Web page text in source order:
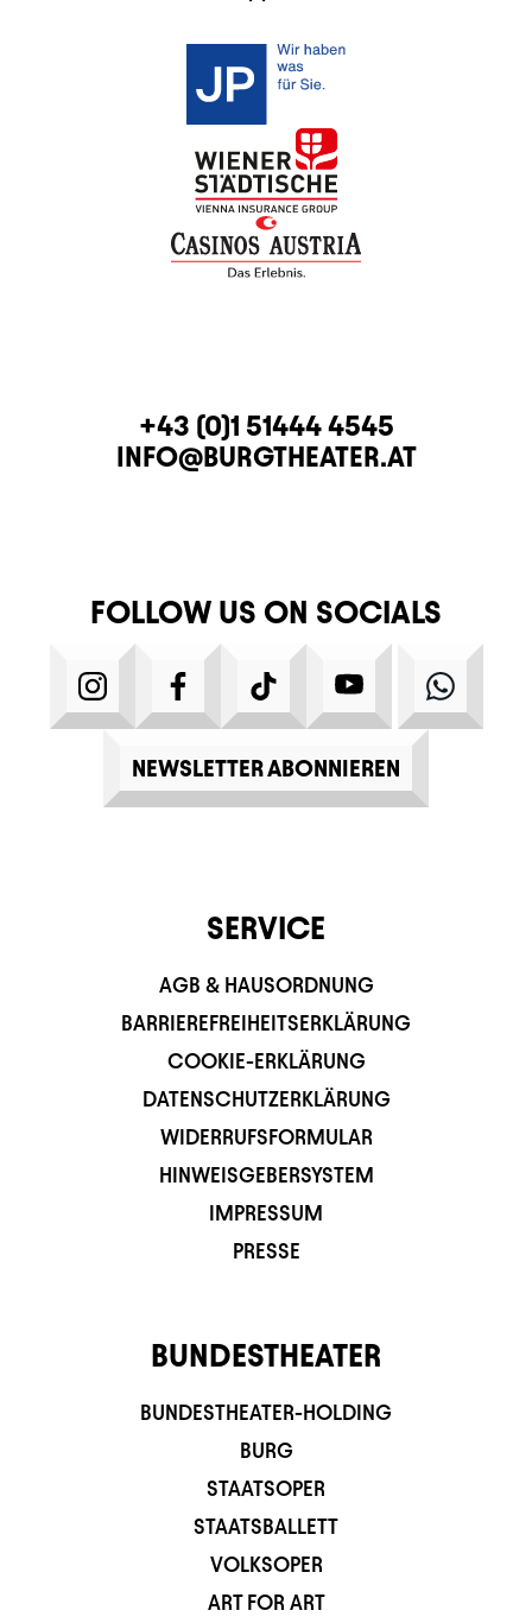
CONTACTTELEPHONE
+43 (0)1 51444 4545
E-MAIL
INFO@BURGTHEATER.AT
FOLLOW US ON SOCIALS
INSTAGRAMFACEBOOKTIKTOK YOUTUBE
NEWSLETTER ABONNIEREN
SERVICE
AGB & HAUSORDNUNG
BARRIEREFREIHEITSERKLÄRUNG
COOKIE-ERKLÄRUNG
DATENSCHUTZERKLÄRUNG
WIDERRUFSFORMULAR
HINWEISGEBERSYSTEM
IMPRESSUM
PRESSE
BUNDESTHEATER
BUNDESTHEATER-HOLDING
BURG
STAATSOPER
STAATSBALLETT
VOLKSOPER
ART FOR ART